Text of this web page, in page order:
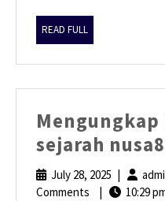
READ FULL
FULL
Mengungkap
sejarah
July 28, 2025 July
28,
|
Comments
| 10:29